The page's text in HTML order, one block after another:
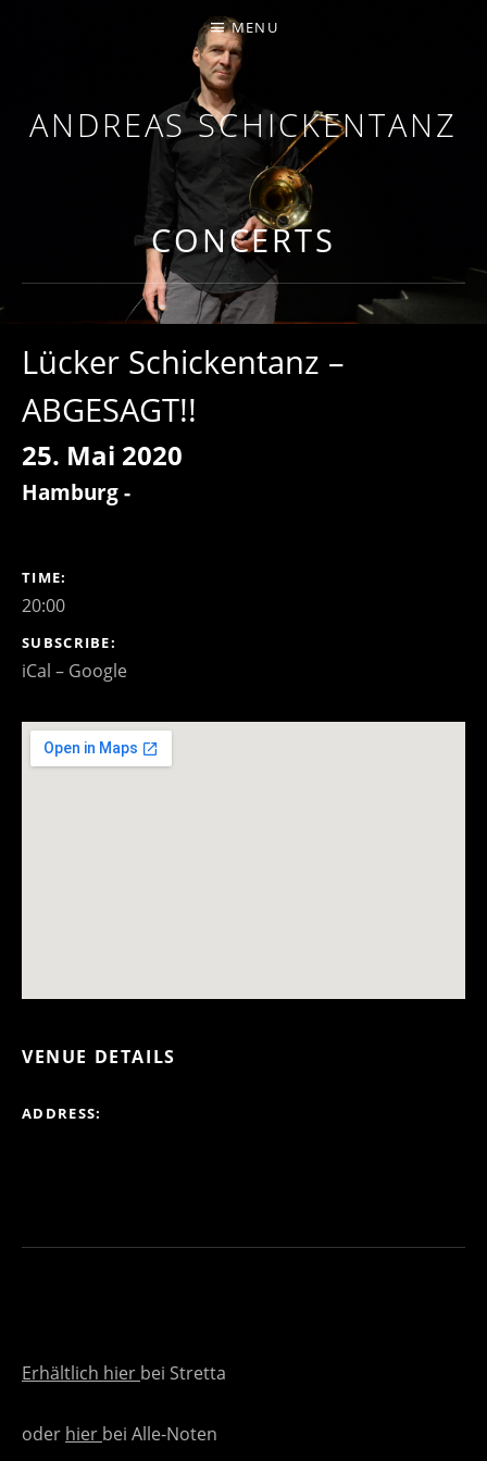
ANDREAS SCHICKENTANZ
TROMBONE, COMPOSITION
MENU
CONCERTS
Lücker Schickentanz –
ABGESAGT!!
25. Mai 2020
Hamburg -
GIG DETAILS
TIME
20:00
SUBSCRIBE
iCal Google
VENUE DETAILS
ADDRESS
Erhältlich hier bei Stretta
oder hier bei Alle-Noten